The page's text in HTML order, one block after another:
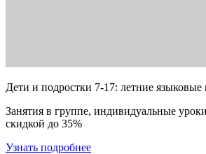
Дети и подростки 7-17: летние языковые
Занятия в группе, индивидуальные
скидкой до 35%
Узнать подробнее